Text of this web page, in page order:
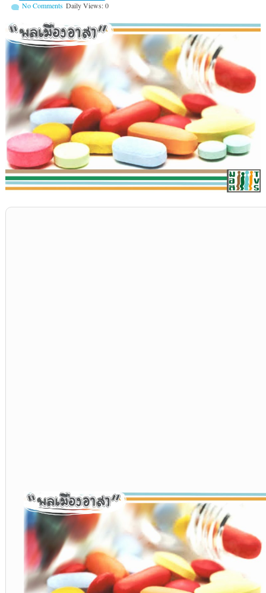
Daily Views: 0
No Comments